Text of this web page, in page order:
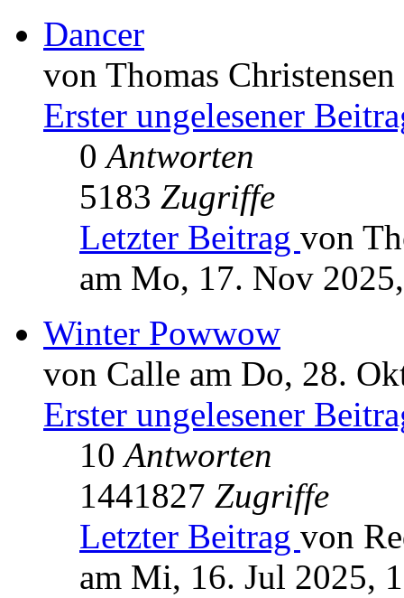
Dancer
von Thomas
Erster ungelesener
0Antworten
5183 Zugriffe
Letzter Beitrag von
am Mo, 17. Nov
Winter Powwow
von Calle am Do, 28.
Erster ungelesener
10Antworten
1441827 Zugriffe
Letzter Beitrag von
am Mi, 16. Jul 2025,